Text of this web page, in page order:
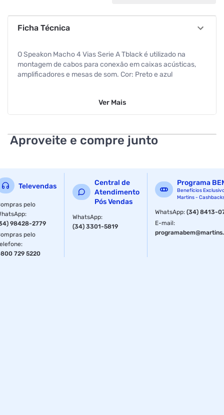
Ficha Técnica
O Speakon Macho 4 Vias Serie A Tblack é utilizado na
montagem de cabos para conexão em caixas acústicas,
amplificadores e mesas de som. Cor: Preto e azul
Comprimento do speakon: 7 centímetros
Material constitutivo: Plásticos e metais
Quantidade: 2 peças
4 Vias
Ver Mais
Aproveite e compre junto
Televendas
pelo
:
98428-2779
pelo
:
729 5220
Central de
Atendimento
Pós Vendas
WhatsApp:
(34) 3301-5819
Programa
Benefícios
Martins -
WhatsApp:(34) 8413-
E-mail: